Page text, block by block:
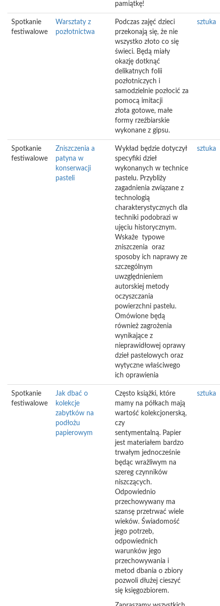
pamiątkę!
Spotkanie
festiwalowe
Warsztaty z
pozłotnictwa
Podczas zajęć dzieci
przekonają się, że nie
wszystko złoto co się
świeci. Będą miały
okazję dotknąć
delikatnych folii
pozłotniczych i
samodzielnie pozłocić za
pomocą imitacji
złota gotowe, małe
formy rzeźbiarskie
wykonane z gipsu.
sztuka
Spotkanie
festiwalowe
Zniszczenia a
patyna w
konserwacji
pasteli
Wykład będzie dotyczył
specyfiki dzieł
wykonanych w technice
pastelu. Przybliży
zagadnienia związane z
technologią
charakterystycznych dla
techniki podobrazi w
ujęciu historycznym.
Wskaże typowe
zniszczenia oraz
sposoby ich naprawy ze
szczególnym
uwzględnieniem
autorskiej metody
oczyszczania
powierzchni pastelu.
Omówione będą
również zagrożenia
wynikające z
nieprawidłowej oprawy
dzieł pastelowych oraz
wytyczne właściwego
ich oprawienia
sztuka
Spotkanie
festiwalowe
Jak dbać o
kolekcje
zabytków na
podłożu
papierowym
Często książki, które
mamy na półkach mają
wartość kolekcjonerską,
czy
sentymentalną. Papier
jest materiałem bardzo
trwałym jednocześnie
będąc wrażliwym na
szereg czynników
niszczących.
Odpowiednio
przechowywany ma
szansę przetrwać wiele
wieków. Świadomość
jego potrzeb,
odpowiednich
warunków jego
przechowywania i
metod dbania o zbiory
pozwoli dłużej cieszyć
się księgozbiorem.
sztuka